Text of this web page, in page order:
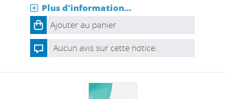
Plus d'information...
Ajouter au panier
Aucun avis sur cette notice.